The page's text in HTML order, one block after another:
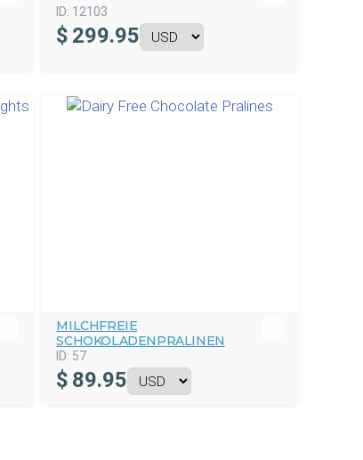
ID: 12103
$ 299.95
MILCHFREIE
SCHOKOLADENPRALINEN
ID: 57
$ 89.95